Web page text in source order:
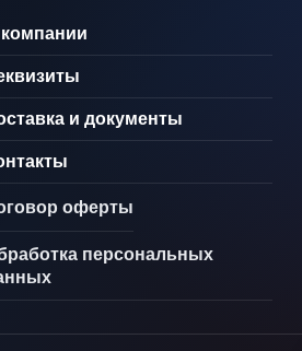
и документы
оферты
персональных